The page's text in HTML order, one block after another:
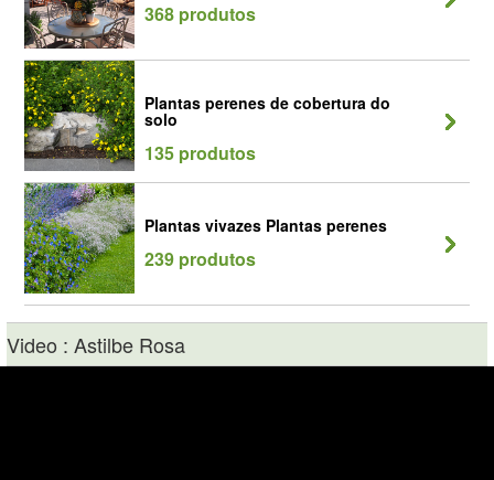
368 produtos
Plantas perenes de cobertura do
solo
135 produtos
Plantas vivazes Plantas perenes
239 produtos
Video : Astilbe Rosa